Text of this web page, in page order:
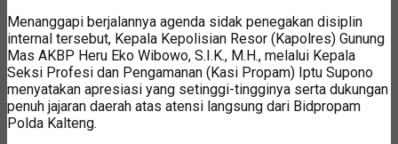
Menanggapi berjalannya agenda sidak penegakan disiplin
internal tersebut, Kepala Kepolisian Resor (Kapolres) Gunung
Mas AKBP Heru Eko Wibowo, S.I.K., M.H., melalui Kepala
Seksi Profesi dan Pengamanan (Kasi Propam) Iptu Supono
menyatakan apresiasi yang setinggi-tingginya serta dukungan
penuh jajaran daerah atas atensi langsung dari Bidpropam
Polda Kalteng.